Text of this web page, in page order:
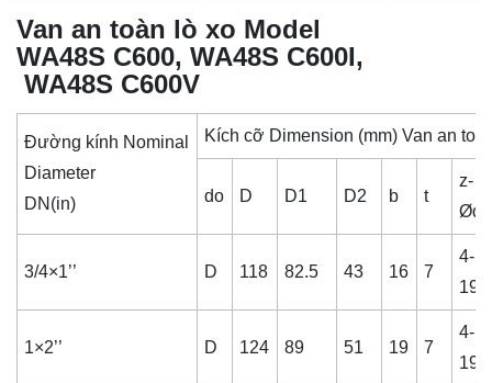
Van an toàn lò xo Model
WA48S C600, WA48S C600I,
WA48S C600V
Đường kính Nominal
Diameter
DN(in)
Kích cỡ Dimension (mm) Van an
do D D1 D2 b t
z-
Ød
3/4×1’’ D 118 82.5 43 16 7
4-
19
1×2’’ D 124 89 51 19 7
4-
19